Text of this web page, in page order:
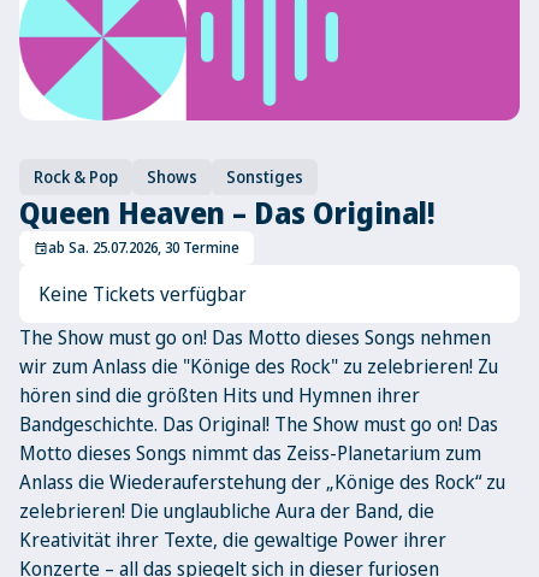
Rock & Pop Shows Sonstiges
Queen Heaven – Das Original!
eventab Sa. 25.07.2026, 30 Termine
Keine Tickets verfügbar
The Show must go on! Das Motto dieses Songs nehmen
wir zum Anlass die "Könige des Rock" zu zelebrieren! Zu
hören sind die größten Hits und Hymnen ihrer
Bandgeschichte. Das Original! The Show must go on! Das
Motto dieses Songs nimmt das Zeiss-Planetarium zum
Anlass die Wiederauferstehung der „Könige des Rock“ zu
zelebrieren! Die unglaubliche Aura der Band, die
Kreativität ihrer Texte, die gewaltige Power ihrer
Konzerte – all das spiegelt sich in dieser furiosen